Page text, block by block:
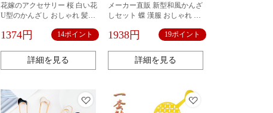
花嫁のアクセサリー 桜 白い花
U型のかんざし おしゃれ 髪飾
サリー デイリー かんざし 簪
1374円 14ポイント
詳細を見る
メーカー直販 新型和風かんざ
しセット 蝶 漢服 おしゃれ 髪
セサリー デイリー かんざし 簪
1938円 19ポイント
詳細を見る